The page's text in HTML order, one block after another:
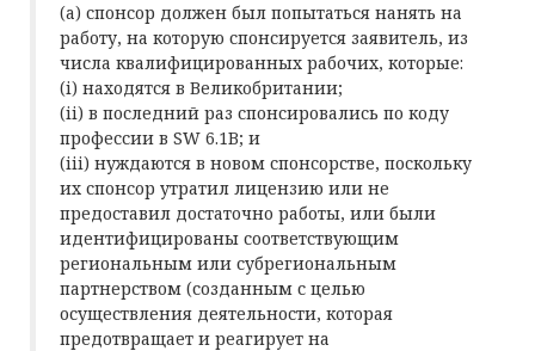
(a) спонсор должен был попытаться нанять на
работу, на которую спонсируется заявитель, из
числа квалифицированных рабочих, которые:
(i) находятся в Великобритании;
(ii) в последний раз спонсировались по коду
профессии в SW 6.1B; и
(iii) нуждаются в новом спонсорстве, поскольку
их спонсор утратил лицензию или не
предоставил достаточно работы, или были
идентифицированы соответствующим
региональным или субрегиональным
партнерством (созданным с целью
осуществления деятельности, которая
предотвращает и реагирует на